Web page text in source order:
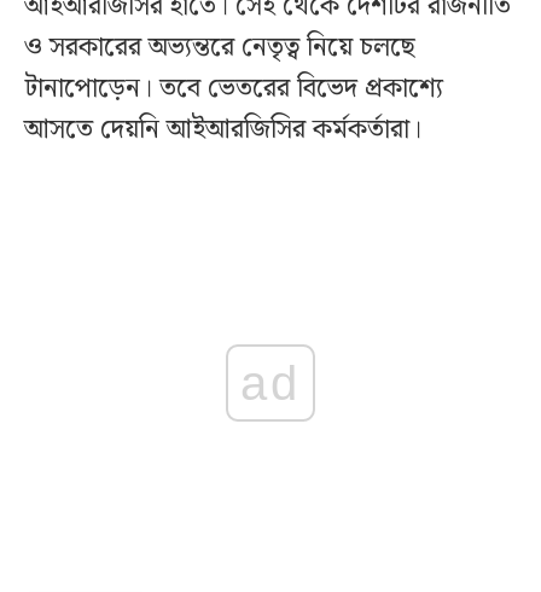
ও সরকারের অভ্যন্তরে নেতৃত্ব নিয়ে চলছে
টানাপোড়েন। তবে ভেতরের বিভেদ প্রকাশ্যে
আসতে দেয়নি আইআরজিসির কর্মকর্তারা।
ad